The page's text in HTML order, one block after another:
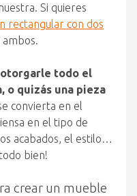
Si quieres
rectangular con dos
todo el
o quizás una pieza
convierta en el
en el tipo de
acabados, el estilo…
bien!
crear un mueble